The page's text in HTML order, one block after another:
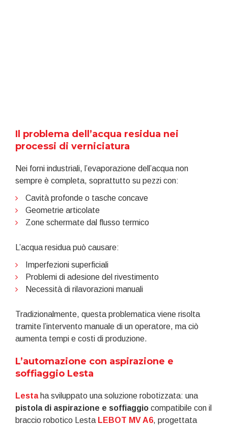
Il problema dell’acqua residua nei
processi di verniciatura
Nei forni industriali, l’evaporazione dell’acqua non
sempre è completa, soprattutto su pezzi con:
Cavità profonde o tasche concave
Geometrie articolate
Zone schermate dal flusso termico
L’acqua residua può causare:
Imperfezioni superficiali
Problemi di adesione del rivestimento
Necessità di rilavorazioni manuali
Tradizionalmente, questa problematica viene risolta
tramite l’intervento manuale di un operatore, ma ciò
aumenta tempi e costi di produzione.
L’automazione con aspirazione e
soffiaggio Lesta
Lestaha sviluppato una soluzione robotizzata: una
pistola di aspirazione e soffiaggio compatibile con il
braccio robotico Lesta LEBOT MV A6, progettata